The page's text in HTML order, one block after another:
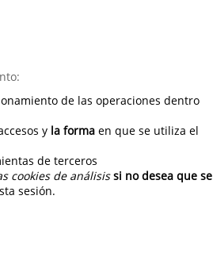
de las operaciones dentro
y la forma en que se utiliza el
de terceros
cookies de análisis si no desea que se
sesión.